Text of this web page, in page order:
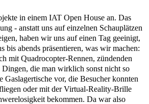
in einem IAT Open House an. Das
- anstatt uns auf einzelnen Schauplätzen
haben wir uns auf einen Tag geeinigt,
bis abends präsentieren, was wir machen:
mit Quadrocopter-Rennen, zündenden
die man wirklich sonst nicht so
Gaslagertische vor, die Besucher konnten
oder mit der Virtual-Reality-Brille
bekommen. Da war also